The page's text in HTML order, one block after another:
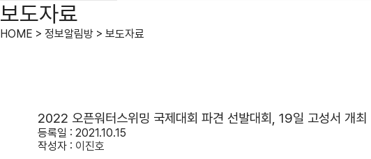
보도자료
HOME > 정보알림방 > 보도자료
2022 오픈워터스위밍 국제대회 파견 선발대회, 19일 고성서 개최
등록일 : 2021.10.15
작성자 : 이진호